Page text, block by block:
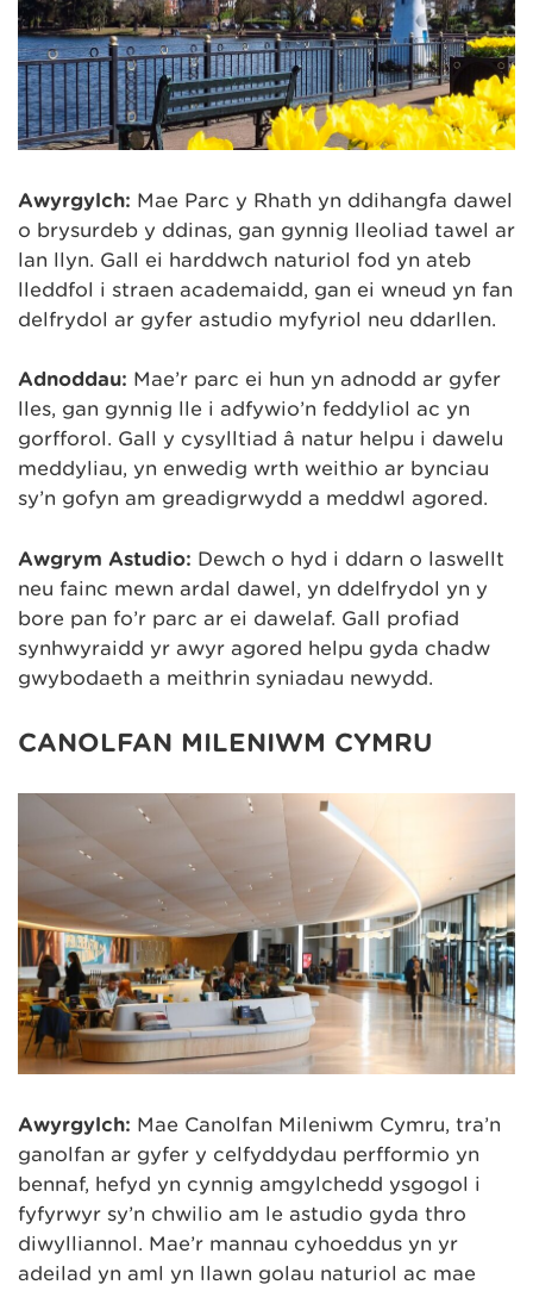
Awyrgylch: Mae Parc y Rhath yn ddihangfa dawel
o brysurdeb y ddinas, gan gynnig lleoliad tawel ar
lan llyn. Gall ei harddwch naturiol fod yn ateb
lleddfol i straen academaidd, gan ei wneud yn fan
delfrydol ar gyfer astudio myfyriol neu ddarllen.
Adnoddau: Mae’r parc ei hun yn adnodd ar gyfer
lles, gan gynnig lle i adfywio’n feddyliol ac yn
gorfforol. Gall y cysylltiad â natur helpu i dawelu
meddyliau, yn enwedig wrth weithio ar bynciau
sy’n gofyn am greadigrwydd a meddwl agored.
Awgrym Astudio: Dewch o hyd i ddarn o laswellt
neu fainc mewn ardal dawel, yn ddelfrydol yn y
bore pan fo’r parc ar ei dawelaf. Gall profiad
synhwyraidd yr awyr agored helpu gyda chadw
gwybodaeth a meithrin syniadau newydd.
CANOLFAN MILENIWM CYMRU
Awyrgylch: Mae Canolfan Mileniwm Cymru, tra’n
ganolfan ar gyfer y celfyddydau perfformio yn
bennaf, hefyd yn cynnig amgylchedd ysgogol i
fyfyrwyr sy’n chwilio am le astudio gyda thro
diwylliannol. Mae’r mannau cyhoeddus yn yr
adeilad yn aml yn llawn golau naturiol ac mae